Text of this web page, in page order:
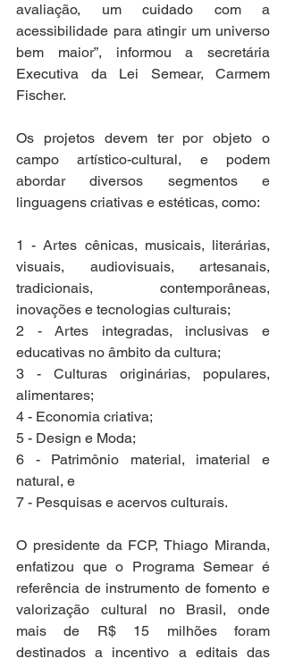
avaliação, um cuidado com a
acessibilidade para atingir um universo
bem maior”, informou a secretária
Executiva da Lei Semear, Carmem
Fischer.
Os projetos devem ter por objeto o
campo artístico-cultural, e podem
abordar diversos segmentos e
linguagens criativas e estéticas, como:
1 - Artes cênicas, musicais, literárias,
visuais, audiovisuais, artesanais,
tradicionais, contemporâneas,
inovações e tecnologias culturais;
2 - Artes integradas, inclusivas e
educativas no âmbito da cultura;
3 - Culturas originárias, populares,
alimentares;
4 - Economia criativa;
5 - Design e Moda;
6 - Patrimônio material, imaterial e
natural, e
7 - Pesquisas e acervos culturais.
O presidente da FCP, Thiago Miranda,
enfatizou que o Programa Semear é
referência de instrumento de fomento e
valorização cultural no Brasil, onde
mais de R$ 15 milhões foram
destinados a incentivo a editais das